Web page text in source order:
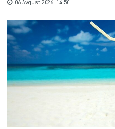
06 Avqust 2026, 14:50